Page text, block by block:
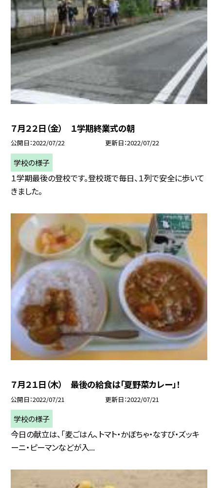
７月２２日（金） １学期終業式の朝
公開日 2022/07/22 更新日 2022/07/22
学校の様子
１学期最後の登校です。登校斑で毎日、１列で安全に歩いて
きました。
７月２１日（木） 最後の給食は「夏野菜カレー」！
公開日 2022/07/21 更新日 2022/07/21
学校の様子
今日の献立は、「麦ごはん、トマト・かぼちゃ・なすび・ズッキ
ーニ・ピーマンなどが入...